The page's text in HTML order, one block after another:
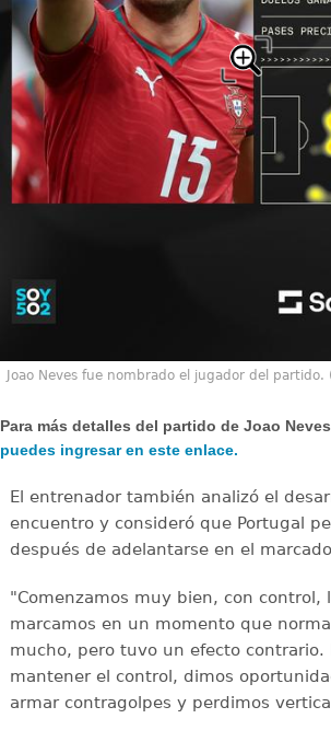
Joao Neves fue nombrado el jugador del partido.
Para más detalles del partido de Joao
puedes ingresar en este enlace.
El entrenador también analizó el
encuentro y consideró que Portugal
después de adelantarse en el
"Comenzamos muy bien, con control,
marcamos en un momento que
mucho, pero tuvo un efecto contrario.
mantener el control, dimos
armar contragolpes y perdimos